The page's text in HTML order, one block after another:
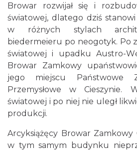
Browar rozwijał się i
światowej, dlatego dziś
w różnych stylach
biedermeieru po neogotyk. Po
światowej i upadku Austro-
Browar Zamkowy
jego miejscu Państwowe
Przemysłowe w Cieszynie.
światowej i po niej nie uległ
produkcji.
Arcyksiążęcy Browar Zamkowy
w tym samym budynku